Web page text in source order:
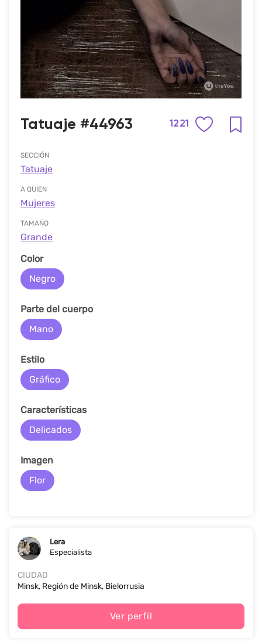
Tatuaje #44963 1221
SECCIÓN
Tatuaje
A QUIEN
Mujeres
TAMAÑO
Grande
Color
Negro
Parte del cuerpo
Mano
Estilo
Gráfico
Características
Delicados
Imagen
Flor
Lera
Especialista
CIUDAD
Minsk, Región de Minsk, Bielorrusia
Ver perfil